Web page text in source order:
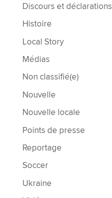
Discours et déclarations
Histoire
Local Story
Médias
Non classifié(e)
Nouvelle
Nouvelle locale
Points de presse
Reportage
Soccer
Ukraine